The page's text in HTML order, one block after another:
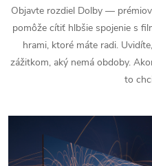
Objavte rozdiel Dolby —
pomôže cítiť hlbšie spojenie s
hrami, ktoré máte radi.
zážitkom, aký nemá obdoby.
to